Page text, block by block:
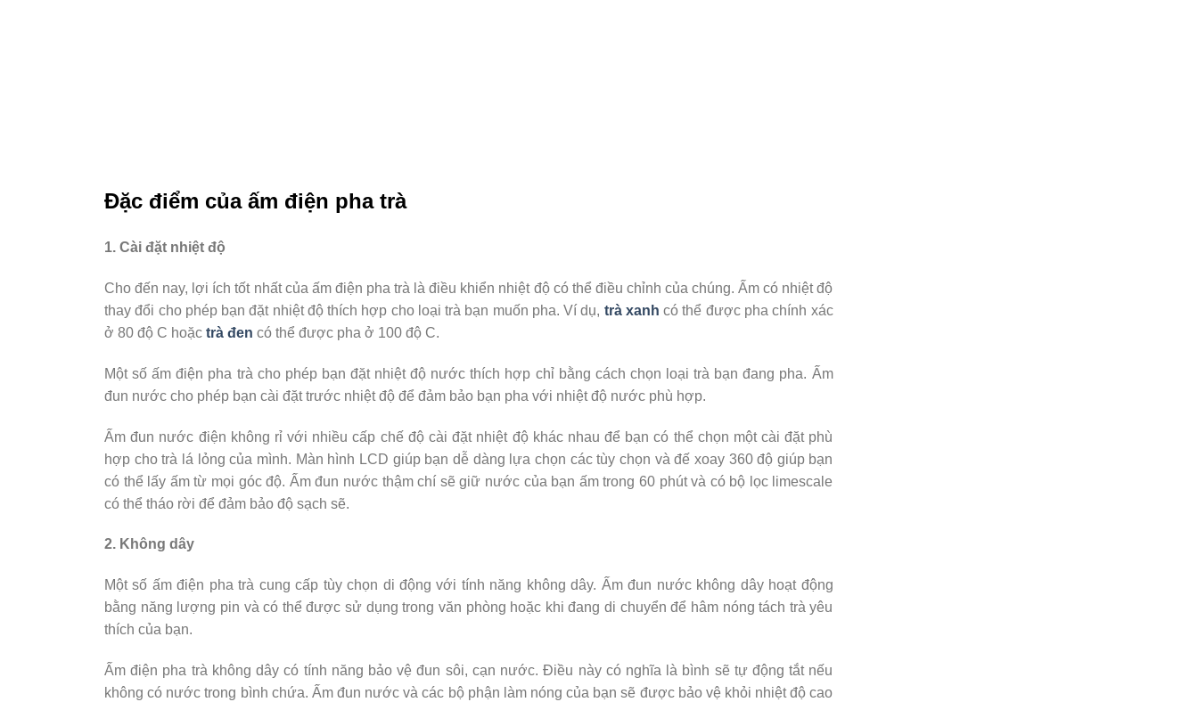
Đặc điểm của ấm điện pha trà
1. Cài đặt nhiệt độ
Cho đến nay, lợi ích tốt nhất của ấm điện pha trà là điều khiển nhiệt độ có thể điều chỉnh của chúng. Ấm có nhiệt độ
thay đổi cho phép bạn đặt nhiệt độ thích hợp cho loại trà bạn muốn pha. Ví dụ, trà xanh có thể được pha chính xác
ở 80 độ C hoặc trà đen có thể được pha ở 100 độ C.
Một số ấm điện pha trà cho phép bạn đặt nhiệt độ nước thích hợp chỉ bằng cách chọn loại trà bạn đang pha. Ấm
đun nước cho phép bạn cài đặt trước nhiệt độ để đảm bảo bạn pha với nhiệt độ nước phù hợp.
Ấm đun nước điện không rỉ với nhiều cấp chế độ cài đặt nhiệt độ khác nhau để bạn có thể chọn một cài đặt phù
hợp cho trà lá lỏng của mình. Màn hình LCD giúp bạn dễ dàng lựa chọn các tùy chọn và đế xoay 360 độ giúp bạn
có thể lấy ấm từ mọi góc độ. Ấm đun nước thậm chí sẽ giữ nước của bạn ấm trong 60 phút và có bộ lọc limescale
có thể tháo rời để đảm bảo độ sạch sẽ.
2. Không dây
Một số ấm điện pha trà cung cấp tùy chọn di động với tính năng không dây. Ấm đun nước không dây hoạt động
bằng năng lượng pin và có thể được sử dụng trong văn phòng hoặc khi đang di chuyển để hâm nóng tách trà yêu
thích của bạn.
Ấm điện pha trà không dây có tính năng bảo vệ đun sôi, cạn nước. Điều này có nghĩa là bình sẽ tự động tắt nếu
không có nước trong bình chứa. Ấm đun nước và các bộ phận làm nóng của bạn sẽ được bảo vệ khỏi nhiệt độ cao